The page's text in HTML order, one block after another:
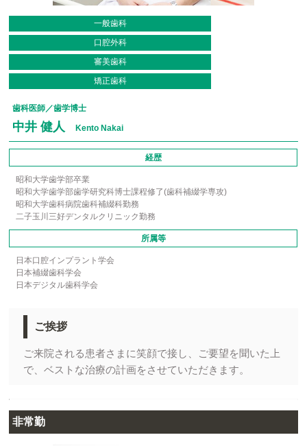
一般歯科
口腔外科
審美歯科
矯正歯科
歯科医師／歯学博士
中井 健人 Kento Nakai
経歴
昭和大学歯学部卒業
昭和大学歯学部歯学研究科博士課程修了(歯科補綴学専攻)
昭和大学歯科病院歯科補綴科勤務
二子玉川三好デンタルクリニック勤務
所属等
日本口腔インプラント学会
日本補綴歯科学会
日本デジタル歯科学会
ご挨拶
ご来院される患者さまに笑顔で接し、ご要望を聞いた上
で、ベストな治療の計画をさせていただきます。
非常勤